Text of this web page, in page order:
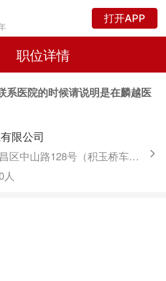
打开APP
职位详情
联系医院的时候请说明是在麟越医
限公司
中山市湖北-武汉市武昌区中山路128号（积玉桥车站附近）
人